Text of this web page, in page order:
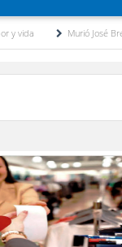
Murió José Breijo, el preso